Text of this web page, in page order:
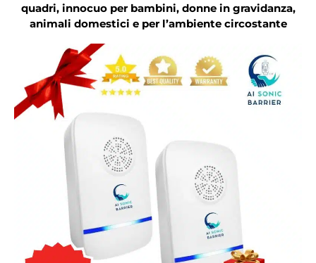
quadri, innocuo per bambini, donne in gravidanza,
animali domestici e per l’ambiente circostante